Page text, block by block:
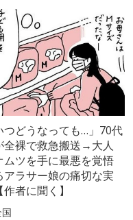
つどうなっても…」70代
全裸で救急搬送→大人
ムツを手に最悪を覚悟
アラサー娘の痛切な実
者に聞く】